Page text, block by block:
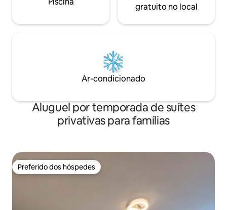
gratuito no local
Ar-condicionado
Aluguel por temporada de suítes
privativas para famílias
Preferido dos hóspedes
Preferido dos hóspedes